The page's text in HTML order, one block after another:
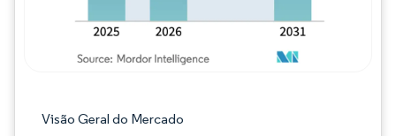
Visão Geral do Mercado